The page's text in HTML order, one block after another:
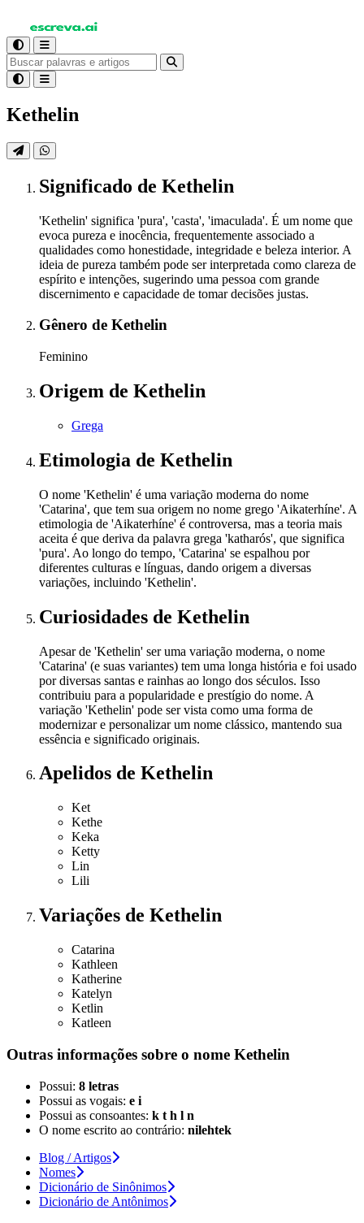
Kethelin
Significado de Kethelin
'Kethelin' significa 'pura', 'casta', 'imaculada'. É um nome que
evoca pureza e inocência, frequentemente associado a
qualidades como honestidade, integridade e beleza interior. A
ideia de pureza também pode ser interpretada como clareza de
espírito e intenções, sugerindo uma pessoa com grande
discernimento e capacidade de tomar decisões justas.
Gênero de Kethelin
Feminino
Origem de Kethelin
Grega
Etimologia de Kethelin
O nome 'Kethelin' é uma variação moderna do nome
'Catarina', que tem sua origem no nome grego 'Aikaterhíne'. A
etimologia de 'Aikaterhíne' é controversa, mas a teoria mais
aceita é que deriva da palavra grega 'katharós', que significa
'pura'. Ao longo do tempo, 'Catarina' se espalhou por
diferentes culturas e línguas, dando origem a diversas
variações, incluindo 'Kethelin'.
Curiosidades de Kethelin
Apesar de 'Kethelin' ser uma variação moderna, o nome
'Catarina' (e suas variantes) tem uma longa história e foi usado
por diversas santas e rainhas ao longo dos séculos. Isso
contribuiu para a popularidade e prestígio do nome. A
variação 'Kethelin' pode ser vista como uma forma de
modernizar e personalizar um nome clássico, mantendo sua
essência e significado originais.
Apelidos de Kethelin
Ket
Kethe
Keka
Ketty
Lin
Lili
Variações de Kethelin
Catarina
Kathleen
Katherine
Katelyn
Ketlin
Katleen
Outras informações sobre o nome Kethelin
Possui: 8 letras
Possui as vogais: e i
Possui as consoantes: k t h l n
O nome escrito ao contrário: nilehtek
Blog / Artigos
Nomes
Dicionário de Sinônimos
Dicionário de Antônimos